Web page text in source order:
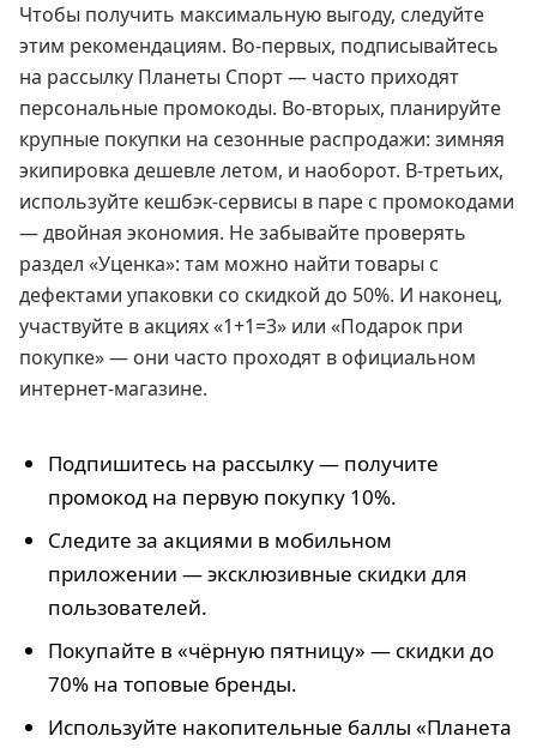
Чтобы получить максимальную выгоду, следуйте
этим рекомендациям. Во-первых, подписывайтесь
на рассылку Планеты Спорт — часто приходят
персональные промокоды. Во-вторых, планируйте
крупные покупки на сезонные распродажи: зимняя
экипировка дешевле летом, и наоборот. В-третьих,
используйте кешбэк-сервисы в паре с промокодами
— двойная экономия. Не забывайте проверять
раздел «Уценка»: там можно найти товары с
дефектами упаковки со скидкой до 50%. И наконец,
участвуйте в акциях «1+1=3» или «Подарок при
покупке» — они часто проходят в официальном
интернет-магазине.
Подпишитесь на рассылку — получите
промокод на первую покупку 10%.
Следите за акциями в мобильном
приложении — эксклюзивные скидки для
пользователей.
Покупайте в «чёрную пятницу» — скидки до
70% на топовые бренды.
Используйте накопительные баллы «Планета